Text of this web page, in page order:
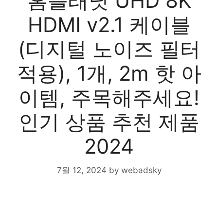
HDMI v2.1 케이블
(디지털 노이즈 필터
적용), 1개, 2m 핫 아
이템, 주목해주세요!
인기 상품 추천 제품
2024
7월 12, 2024 by webadsky